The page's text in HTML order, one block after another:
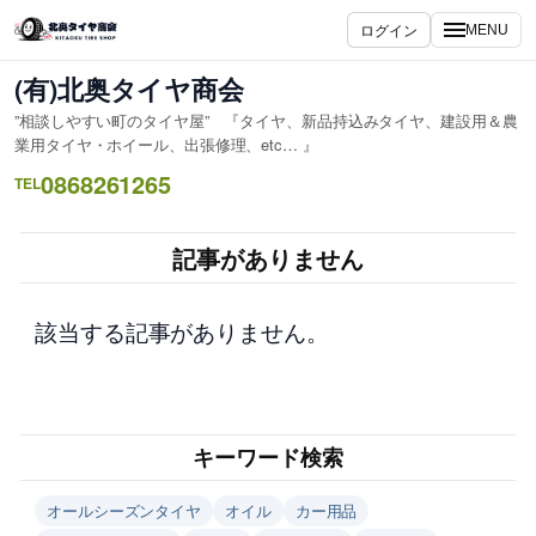
容
を
ス
キ
ッ
プ
ログイン MENU
(有)北奥タイヤ商会
”相談しやすい町のタイヤ屋” 『タイヤ、新品持込みタイヤ、建設用＆農
業用タイヤ・ホイール、出張修理、etc… 』
TEL0868261265
記事がありません
該当する記事がありません。
キーワード検索
オールシーズンタイヤ オイル
カー用品